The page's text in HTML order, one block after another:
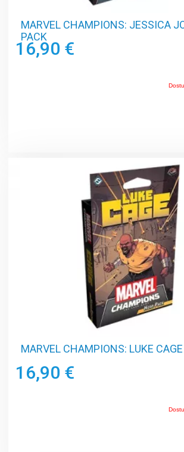
MARVEL CHAMPIONS: JESSICA
PACK
16,90 €
MARVEL CHAMPIONS: LUKE
16,90 €